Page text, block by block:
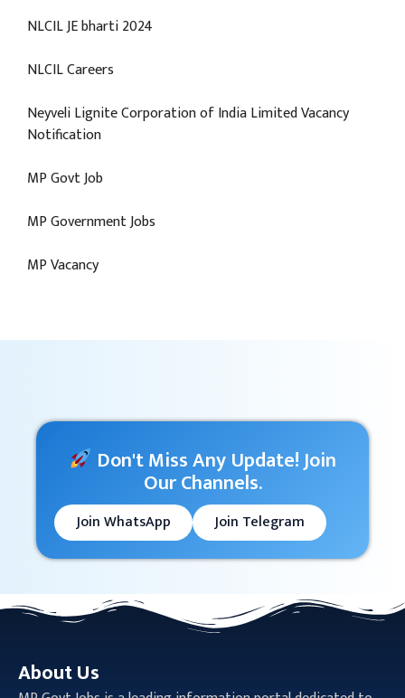
NLCIL JE bharti 2024
NLCIL Careers
Neyveli Lignite Corporation of India Limited Vacancy
Notification
MP Govt Job
MP Government Jobs
MP Vacancy
Don't Miss Any Update! Join
Our Channels.
Join WhatsApp Join Telegram
About Us